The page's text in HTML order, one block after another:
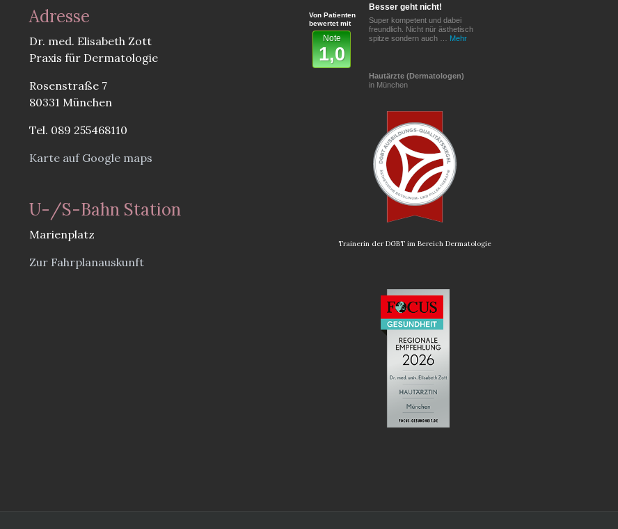
Adresse
Dr. med. Elisabeth Zott
Praxis für Dermatologie
Rosenstraße 7
80331 München
Tel. 089 255468110
Karte auf Google maps
U-/S-Bahn Station
Marienplatz
Zur Fahrplanauskunft
Besser geht nicht!
Super kompetent und dabei
freundlich. Nicht nür ästhetisch
spitze sondern auch … Mehr
Hautärzte (Dermatologen)
in München
Von Patienten
bewertet mit
Note
1,0
Trainerin der DGBT im Bereich Dermatologie